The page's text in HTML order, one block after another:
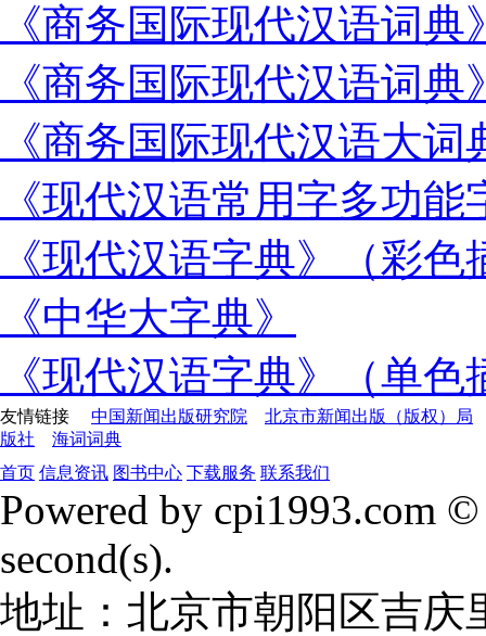
《商务国际现代汉语词
《商务国际现代汉语词
《商务国际现代汉语大词
《现代汉语常用字多功能
《现代汉语字典》（彩色
《中华大字典》
《现代汉语字典》（单色
友情链接 中国新闻出版研究院
北京市新闻出版（版权）局
版社
海词词典
首页 信息资讯 图书中心 下载服务 联系我们
Powered by cpi1993.com
second(s).
地址：北京市朝阳区吉庆